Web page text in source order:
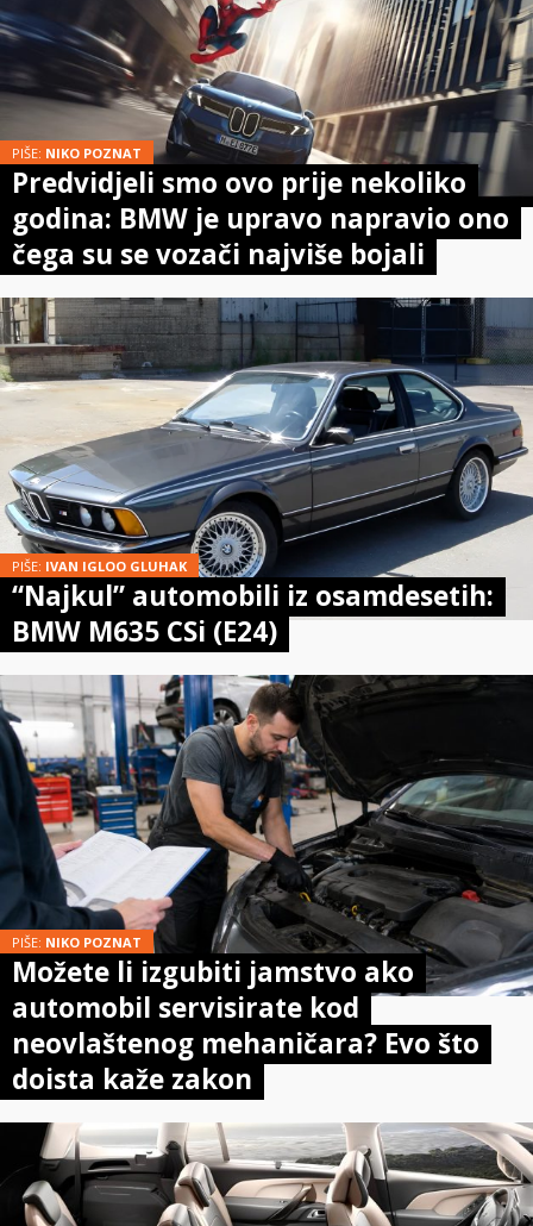
PIŠE: NIKO POZNAT
Predvidjeli smo ovo prije nekoliko
godina: BMW je upravo napravio ono
čega su se vozači najviše bojali
PIŠE: IVAN IGLOO GLUHAK
“Najkul” automobili iz osamdesetih:
BMW M635 CSi (E24)
PIŠE: NIKO POZNAT
Možete li izgubiti jamstvo ako
automobil servisirate kod
neovlaštenog mehaničara? Evo što
doista kaže zakon